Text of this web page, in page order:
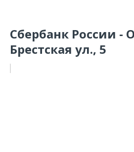
Сбербанк России -
Брестская ул., 5